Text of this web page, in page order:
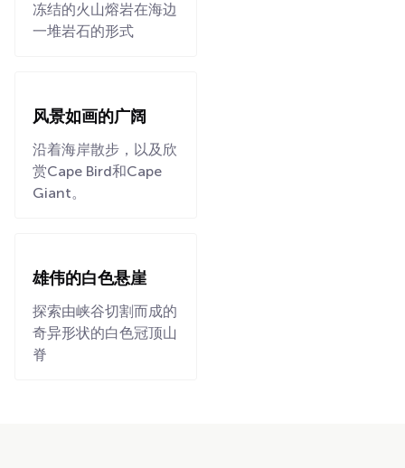
冻结的火山熔岩在海边
一堆岩石的形式
风景如画的广阔
沿着海岸散步，以及欣
赏Cape Bird和Cape
Giant。
雄伟的白色悬崖
探索由峡谷切割而成的
奇异形状的白色冠顶山
脊